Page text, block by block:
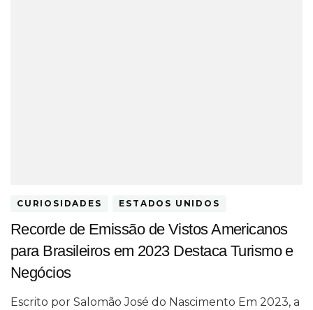
CURIOSIDADES ESTADOS UNIDOS
Recorde de Emissão de Vistos Americanos
para Brasileiros em 2023 Destaca Turismo e
Negócios
Escrito por Salomão José do Nascimento Em 2023, a